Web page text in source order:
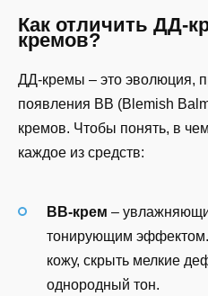
Как отличить ДД-
кремов?
ДД-кремы – это эволюция,
появления BB (Blemish
кремов. Чтобы понять, в
каждое из средств:
BB-крем –
тонирующим эффектом.
кожу, скрыть мелкие
однородный тон.